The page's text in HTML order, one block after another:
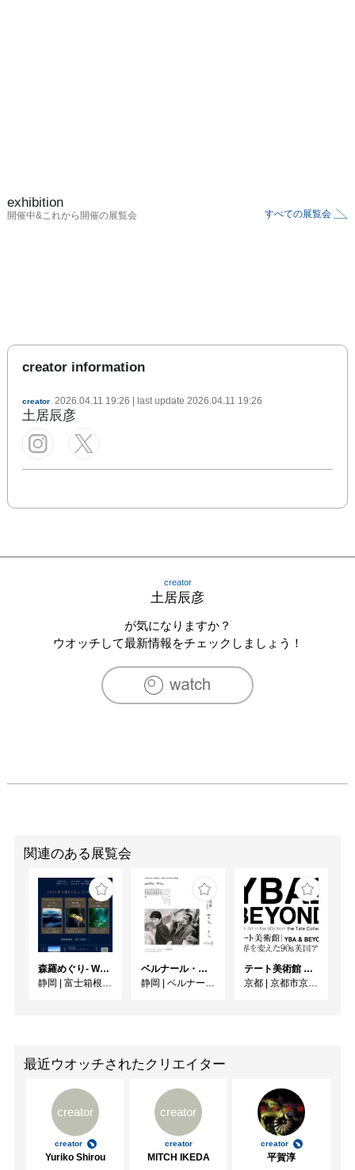
exhibition
開催中&これから開催の展覧会 すべての展覧会
creator information
creator 2026.04.11 19:26 | last update 2026.04.11 19:26
土居辰彦
creator
土居辰彦
が気になりますか？
ウオッチして最新情報をチェックしましょう！
関連のある展覧会
森羅めぐり- Wandering in Shinra -
静岡 | 富士箱根カントリークラブ
ベルナール・ビュフェと写真 ーカメラがとらえたビュフェとその時代、そして21 世紀へ
静岡 | ベルナール・ビュフェ美術館
テート美術館 ― YBA & BEYOND 世界を変えた90s英国アート
京都 | 京都市京セラ美術館
最近ウオッチされたクリエイター
creator
creator
Yuriko Shirou
creator
creator
MITCH IKEDA
creator
平賀淳